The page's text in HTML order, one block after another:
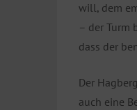
will, dem
– der Turm
dass der
Der
auch eine